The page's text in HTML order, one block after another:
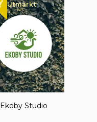
Utmärkt
Ekoby Studio